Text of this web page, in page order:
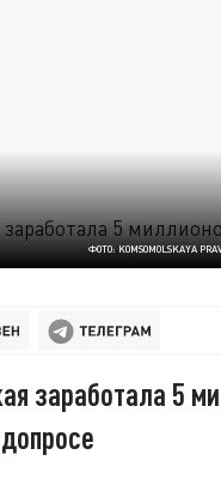
ФОТО: KOMSOMOLSKAYA
заработала 5